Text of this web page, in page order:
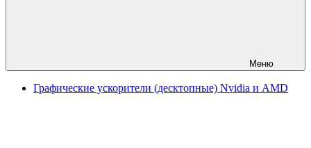
Меню
Графические ускорители (десктопные) Nvidia и AMD